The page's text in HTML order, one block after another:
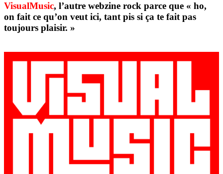
VisualMusic, l’autre webzine rock parce que « ho,
on fait ce qu’on veut ici, tant pis si ça te fait pas
toujours plaisir. »